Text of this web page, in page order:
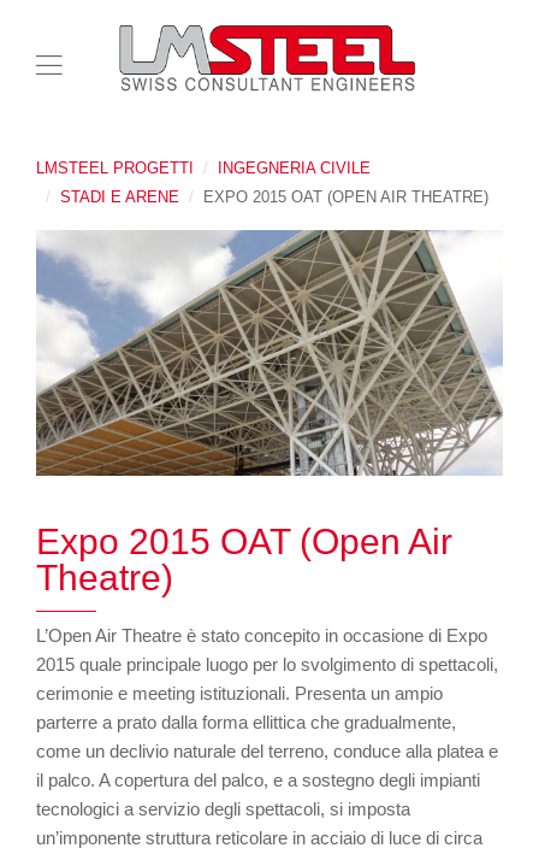
LMSTEEL PROGETTI
INGEGNERIA CIVILE
STADI E ARENE
EXPO 2015 OAT (OPEN AIR THEATRE)
Expo 2015 OAT (Open Air
Theatre)
L’Open Air Theatre è stato concepito in occasione di Expo
2015 quale principale luogo per lo svolgimento di spettacoli,
cerimonie e meeting istituzionali. Presenta un ampio
parterre a prato dalla forma ellittica che gradualmente,
come un declivio naturale del terreno, conduce alla platea e
il palco. A copertura del palco, e a sostegno degli impianti
tecnologici a servizio degli spettacoli, si imposta
un’imponente struttura reticolare in acciaio di luce di circa